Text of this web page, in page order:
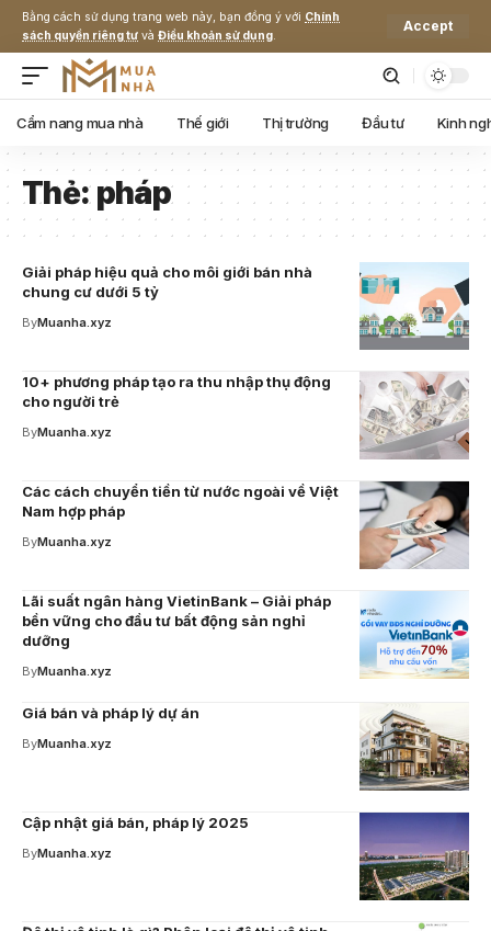
Bằng cách sử dụng trang web này, bạn đồng ý với Chính
sách quyền riêng tư và Điều khoản sử dụng.
Accept
Cẩm nang mua nhà Thế giới Thị trường Đầu tư Kinh
Thẻ:pháp
Giải pháp hiệu quả cho môi giới bán nhà
chung cư dưới 5 tỷ
ByMuanha.xyz
10+ phương pháp tạo ra thu nhập thụ động
cho người trẻ
ByMuanha.xyz
Các cách chuyển tiền từ nước ngoài về Việt
Nam hợp pháp
ByMuanha.xyz
Lãi suất ngân hàng VietinBank – Giải pháp
bền vững cho đầu tư bất động sản nghỉ
dưỡng
ByMuanha.xyz
Giá bán và pháp lý dự án
ByMuanha.xyz
Cập nhật giá bán, pháp lý 2025
ByMuanha.xyz